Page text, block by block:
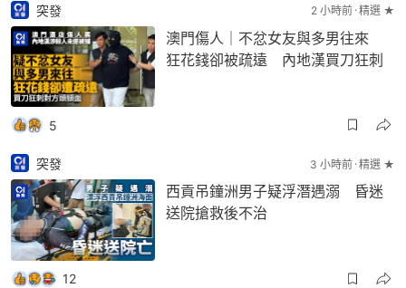
突發 2 小時前 精選 ★
澳門傷人｜不忿女友與多男往來
狂花錢卻被疏遠 內地漢買刀狂刺
5
突發 3 小時前 精選 ★
西貢吊鐘洲男子疑浮潛遇溺 昏迷
送院搶救後不治
12